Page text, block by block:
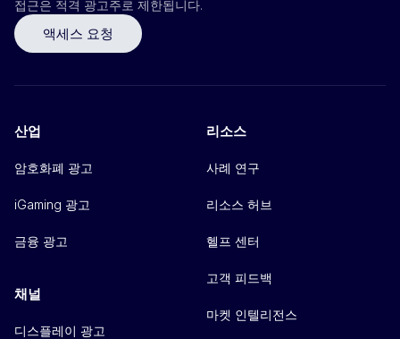
접근은 적격 광고주로 제한됩니다.
액세스 요청
산업
암호화폐 광고
iGaming 광고
금융 광고
채널
디스플레이 광고
리소스
사례 연구
리소스 허브
헬프 센터
고객 피드백
마켓 인텔리전스